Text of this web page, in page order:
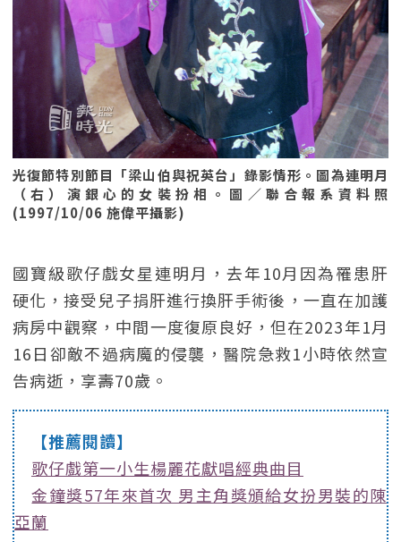
光復節特別節目「梁山伯與祝英台」錄影情形。圖為連明月
（右）演銀心的女裝扮相。圖／聯合報系資料照
(1997/10/06 施偉平攝影)
國寶級歌仔戲女星連明月，去年10月因為罹患肝
硬化，接受兒子捐肝進行換肝手術後，一直在加護
病房中觀察，中間一度復原良好，但在2023年1月
16日卻敵不過病魔的侵襲，醫院急救1小時依然宣
告病逝，享壽70歲。
【推薦閱讀】
歌仔戲第一小生楊麗花獻唱經典曲目
金鐘獎57年來首次 男主角獎頒給女扮男裝的陳
亞蘭